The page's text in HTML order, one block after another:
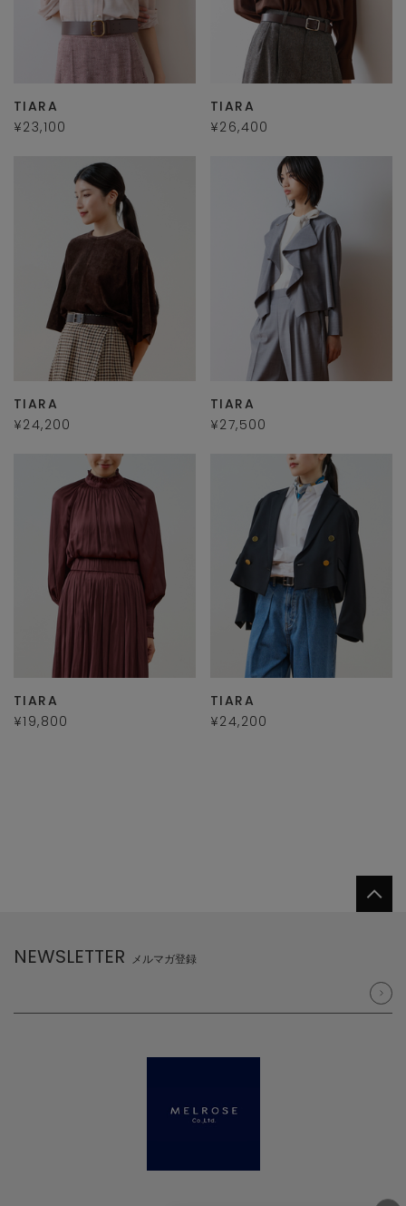
TIARA
¥23,100
TIARA
¥26,400
TIARA
¥24,200
TIARA
¥27,500
TIARA
¥19,800
TIARA
¥24,200
NEWSLETTER メルマガ登録